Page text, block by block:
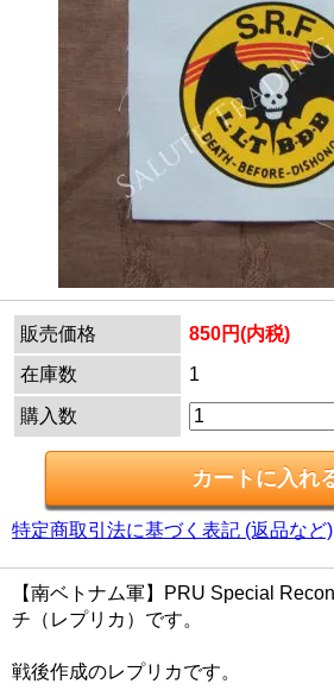
販売価格
850円(内税)
在庫数
1
購入数
特定商取引法に基づく表記 (返品など)
【南ベトナム軍】PRU Special
チ（レプリカ）です。
戦後作成のレプリカです。